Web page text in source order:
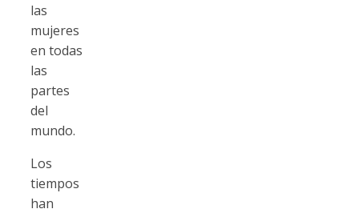
las
mujeres
en todas
las
partes
del
mundo.
Los
tiempos
han